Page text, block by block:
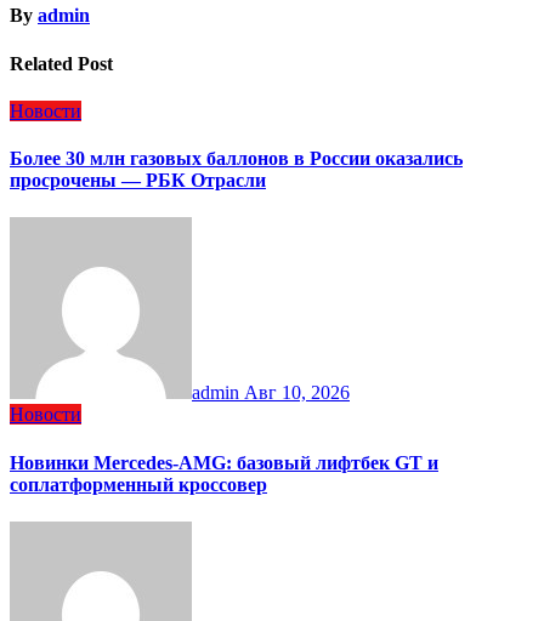
By admin
Related Post
Новости
Более 30 млн газовых баллонов в России оказались
просрочены — РБК Отрасли
admin Авг 10, 2026
Новости
Новинки Mercedes-AMG: базовый лифтбек GT и
соплатформенный кроссовер